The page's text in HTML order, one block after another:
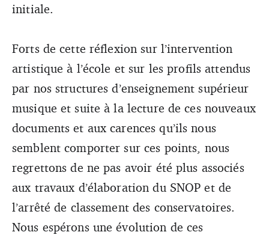
initiale.
Forts de cette réflexion sur l’intervention
artistique à l’école et sur les profils attendus
par nos structures d’enseignement supérieur
musique et suite à la lecture de ces nouveaux
documents et aux carences qu’ils nous
semblent comporter sur ces points, nous
regrettons de ne pas avoir été plus associés
aux travaux d’élaboration du SNOP et de
l’arrêté de classement des conservatoires.
Nous espérons une évolution de ces